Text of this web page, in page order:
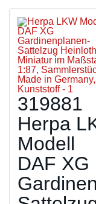
319881
Herpa
Modell
DAF XG